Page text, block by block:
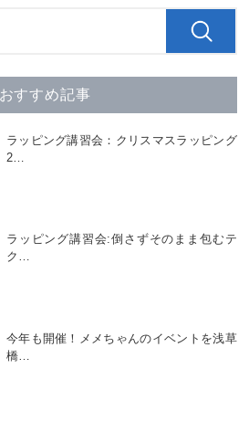
おすすめ記事
ラッピング講習会：クリスマスラッピング
2…
ラッピング講習会:倒さずそのまま包むテ
ク …
今年も開催！メメちゃんのイベントを浅草
橋…